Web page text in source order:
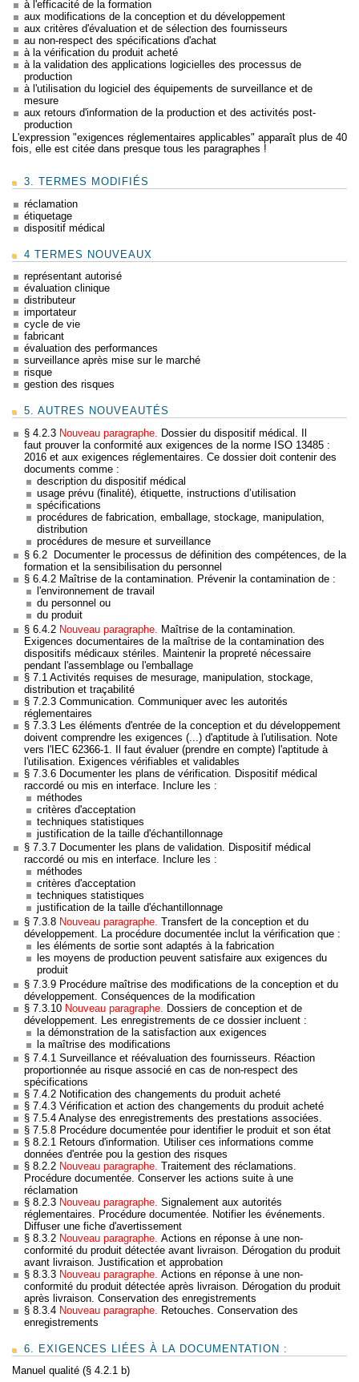
à l'efficacité de la formation
aux modifications de la conception et du développement
aux critères d'évaluation et de sélection des fournisseurs
au non-respect des spécifications d'achat
à la vérification du produit acheté
à la validation des applications logicielles des processus de
production
à l'utilisation du logiciel des équipements de surveillance et de
mesure
aux retours d'information de la production et des activités post-
production
L'expression "exigences réglementaires applicables" apparaît plus de 40
fois, elle est citée dans presque tous les paragraphes !
3. TERMES MODIFIÉS
réclamation
étiquetage
dispositif médical
4 TERMES NOUVEAUX
représentant autorisé
évaluation clinique
distributeur
importateur
cycle de vie
fabricant
évaluation des performances
surveillance après mise sur le marché
risque
gestion des risques
5. AUTRES NOUVEAUTÉS
§ 4.2.3 Nouveau paragraphe.
Dossier du dispositif médical. Il
faut prouver la conformité aux exigences de la norme ISO 13485 :
2016 et aux exigences réglementaires. Ce dossier doit contenir des
documents comme :
description du dispositif médical
usage prévu (finalité), étiquette, instructions d’utilisation
spécifications
procédures de fabrication, emballage, stockage, manipulation,
distribution
procédures de mesure et surveillance
§ 6.2 Documenter le processus de définition des compétences, de la
formation et la sensibilisation du personnel
§ 6.4.2 Maîtrise de la contamination. Prévenir la contamination de :
l'environnement de travail
du personnel ou
du produit
§ 6.4.2 Nouveau paragraphe.
Maîtrise de la contamination.
Exigences documentaires de la maîtrise de la contamination des
dispositifs médicaux stériles. Maintenir la propreté nécessaire
pendant l'assemblage ou l'emballage
§ 7.1 Activités requises de mesurage, manipulation, stockage,
distribution et traçabilité
§ 7.2.3 Communication. Communiquer avec les autorités
réglementaires
§ 7.3.3 Les éléments d'entrée de la conception et du développement
doivent comprendre les exigences (...) d'aptitude à l'utilisation. Note
vers l'IEC 62366-1. Il faut évaluer (prendre en compte) l'aptitude à
l'utilisation. Exigences vérifiables et validables
§ 7.3.6 Documenter les plans de vérification. Dispositif médical
raccordé ou mis en interface. Inclure les :
méthodes
critères d'acceptation
techniques statistiques
justification de la taille d'échantillonnage
§ 7.3.7 Documenter les plans de validation. Dispositif médical
raccordé ou mis en interface. Inclure les :
méthodes
critères d'acceptation
techniques statistiques
justification de la taille d'échantillonnage
§ 7.3.8 Nouveau paragraphe.Transfert de la conception et du
développement. La procédure documentée inclut la vérification que :
les éléments de sortie sont adaptés à la fabrication
les moyens de production peuvent satisfaire aux exigences du
produit
§ 7.3.9 Procédure maîtrise des modifications de la conception et du
développement. Conséquences de la modification
§ 7.3.10 Nouveau paragraphe. Dossiers de conception et de
développement. Les enregistrements de ce dossier incluent :
la démonstration de la satisfaction aux exigences
la maîtrise des modifications
§ 7.4.1 Surveillance et réévaluation des fournisseurs. Réaction
proportionnée au risque associé en cas de non-respect des
spécifications
§ 7.4.2 Notification des changements du produit acheté
§ 7.4.3 Vérification et action des changements du produit acheté
§ 7.5.4 Analyse des enregistrements des prestations associées.
§ 7.5.8 Procédure documentée pour identifier le produit et son état
§ 8.2.1 Retours d'information. Utiliser ces informations comme
données d'entrée pou la gestion des risques
§ 8.2.2 Nouveau paragraphe.Traitement des réclamations.
Procédure documentée. Conserver les actions suite à une
réclamation
§ 8.2.3 Nouveau paragraphe.Signalement aux autorités
réglementaires. Procédure documentée. Notifier les événements.
Diffuser une fiche d'avertissement
§ 8.3.2 Nouveau paragraphe.Actions en réponse à une non-
conformité du produit détectée avant livraison. Dérogation du produit
avant livraison. Justification et approbation
§ 8.3.3 Nouveau paragraphe.Actions en réponse à une non-
conformité du produit détectée après livraison. Dérogation du produit
après livraison. Conservation des enregistrements
§ 8.3.4 Nouveau paragraphe. Retouches. Conservation des
enregistrements
6. EXIGENCES LIÉES À LA DOCUMENTATION :
Manuel qualité (§ 4.2.1 b)